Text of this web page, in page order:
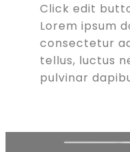
Click edit
Lorem ipsum
consectetur
tellus, luctus
pulvinar